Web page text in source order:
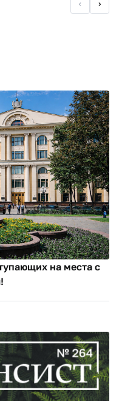
на места с